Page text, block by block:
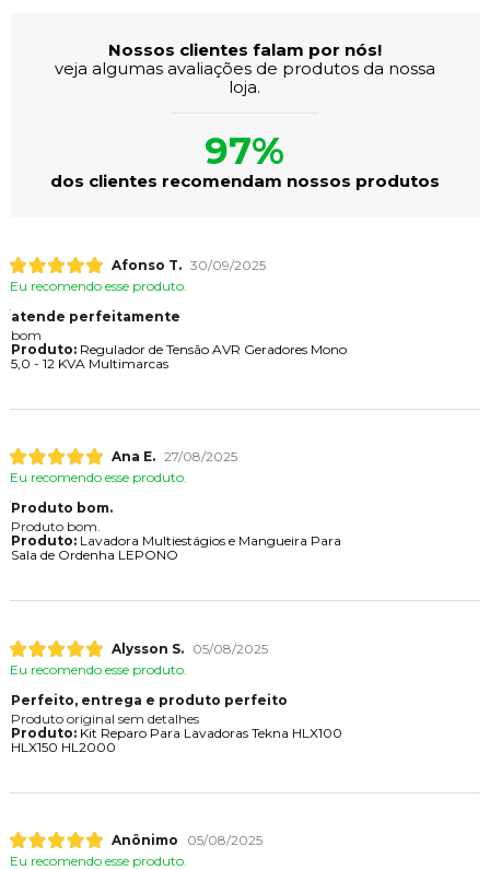
Nossos clientes falam por nós!
veja algumas avaliações de produtos da nossa
loja.
97%
dos clientes recomendam nossos produtos
Afonso T. 30/09/2025
Eu recomendo esse produto.
atende perfeitamente
bom
Produto:Regulador de Tensão AVR Geradores Mono
5,0 - 12 KVA Multimarcas
Ana E. 27/08/2025
Eu recomendo esse produto.
Produto bom.
Produto bom.
Produto:Lavadora Multiestágios e Mangueira Para
Sala de Ordenha LEPONO
Alysson S.
05/08/2025
Eu recomendo esse produto.
Perfeito, entrega e produto perfeito
Produto original sem detalhes
Produto:Kit Reparo Para Lavadoras Tekna HLX100
HLX150 HL2000
Anônimo
05/08/2025
Eu recomendo esse produto.